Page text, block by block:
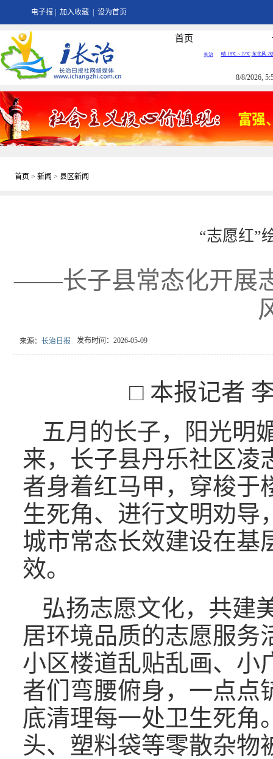
电子报 加入收藏 设为首页
首页
8/8/2026,
首页 > 新闻 > 县区新闻
“志愿红”
——长子县常态化开展
来源： 长治日报 发布时间：2026-05-09
□ 本报记者
五月的长子，阳光明
来，长子县丹乐社区凌
者身着红马甲，穿梭于
生死角、进行文明劝导
城市常态长效建设在基
效。
弘扬志愿文化，共建
居环境品质的志愿服
小区楼道乱贴乱画、小
者们弯腰俯身，一点点
底清理每一处卫生死角
头、塑料袋等零散杂物